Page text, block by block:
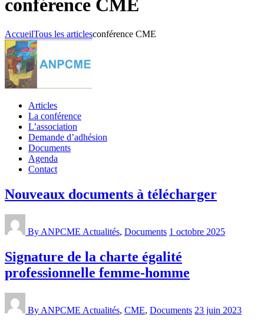
conférence CME
AccueilTous les articlesconférence CME
Articles
La conférence
L’association
Demande d’adhésion
Documents
Agenda
Contact
Nouveaux documents à télécharger
By ANPCME Actualités, Documents 1 octobre 2025
Signature de la charte égalité
professionnelle femme-homme
By ANPCME Actualités, CME, Documents 23 juin 2023